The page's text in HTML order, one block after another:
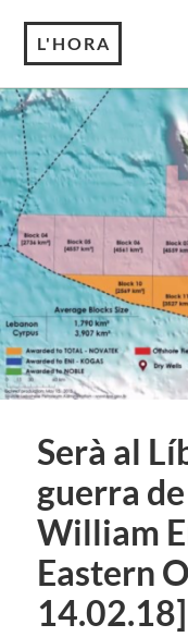
L'HORA
Serà al
guerra de
William
Eastern
14.02.18]